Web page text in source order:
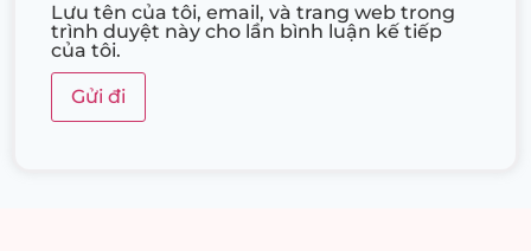
Lưu tên của tôi, email, và trang web trong
trình duyệt này cho lần bình luận kế tiếp
của tôi.